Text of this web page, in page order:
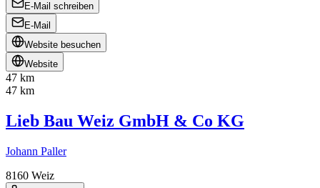
E-Mail schreiben
E-Mail
Website besuchen
Website
47 km
47 km
Lieb Bau Weiz GmbH & Co KG
Johann Paller
8160 Weiz